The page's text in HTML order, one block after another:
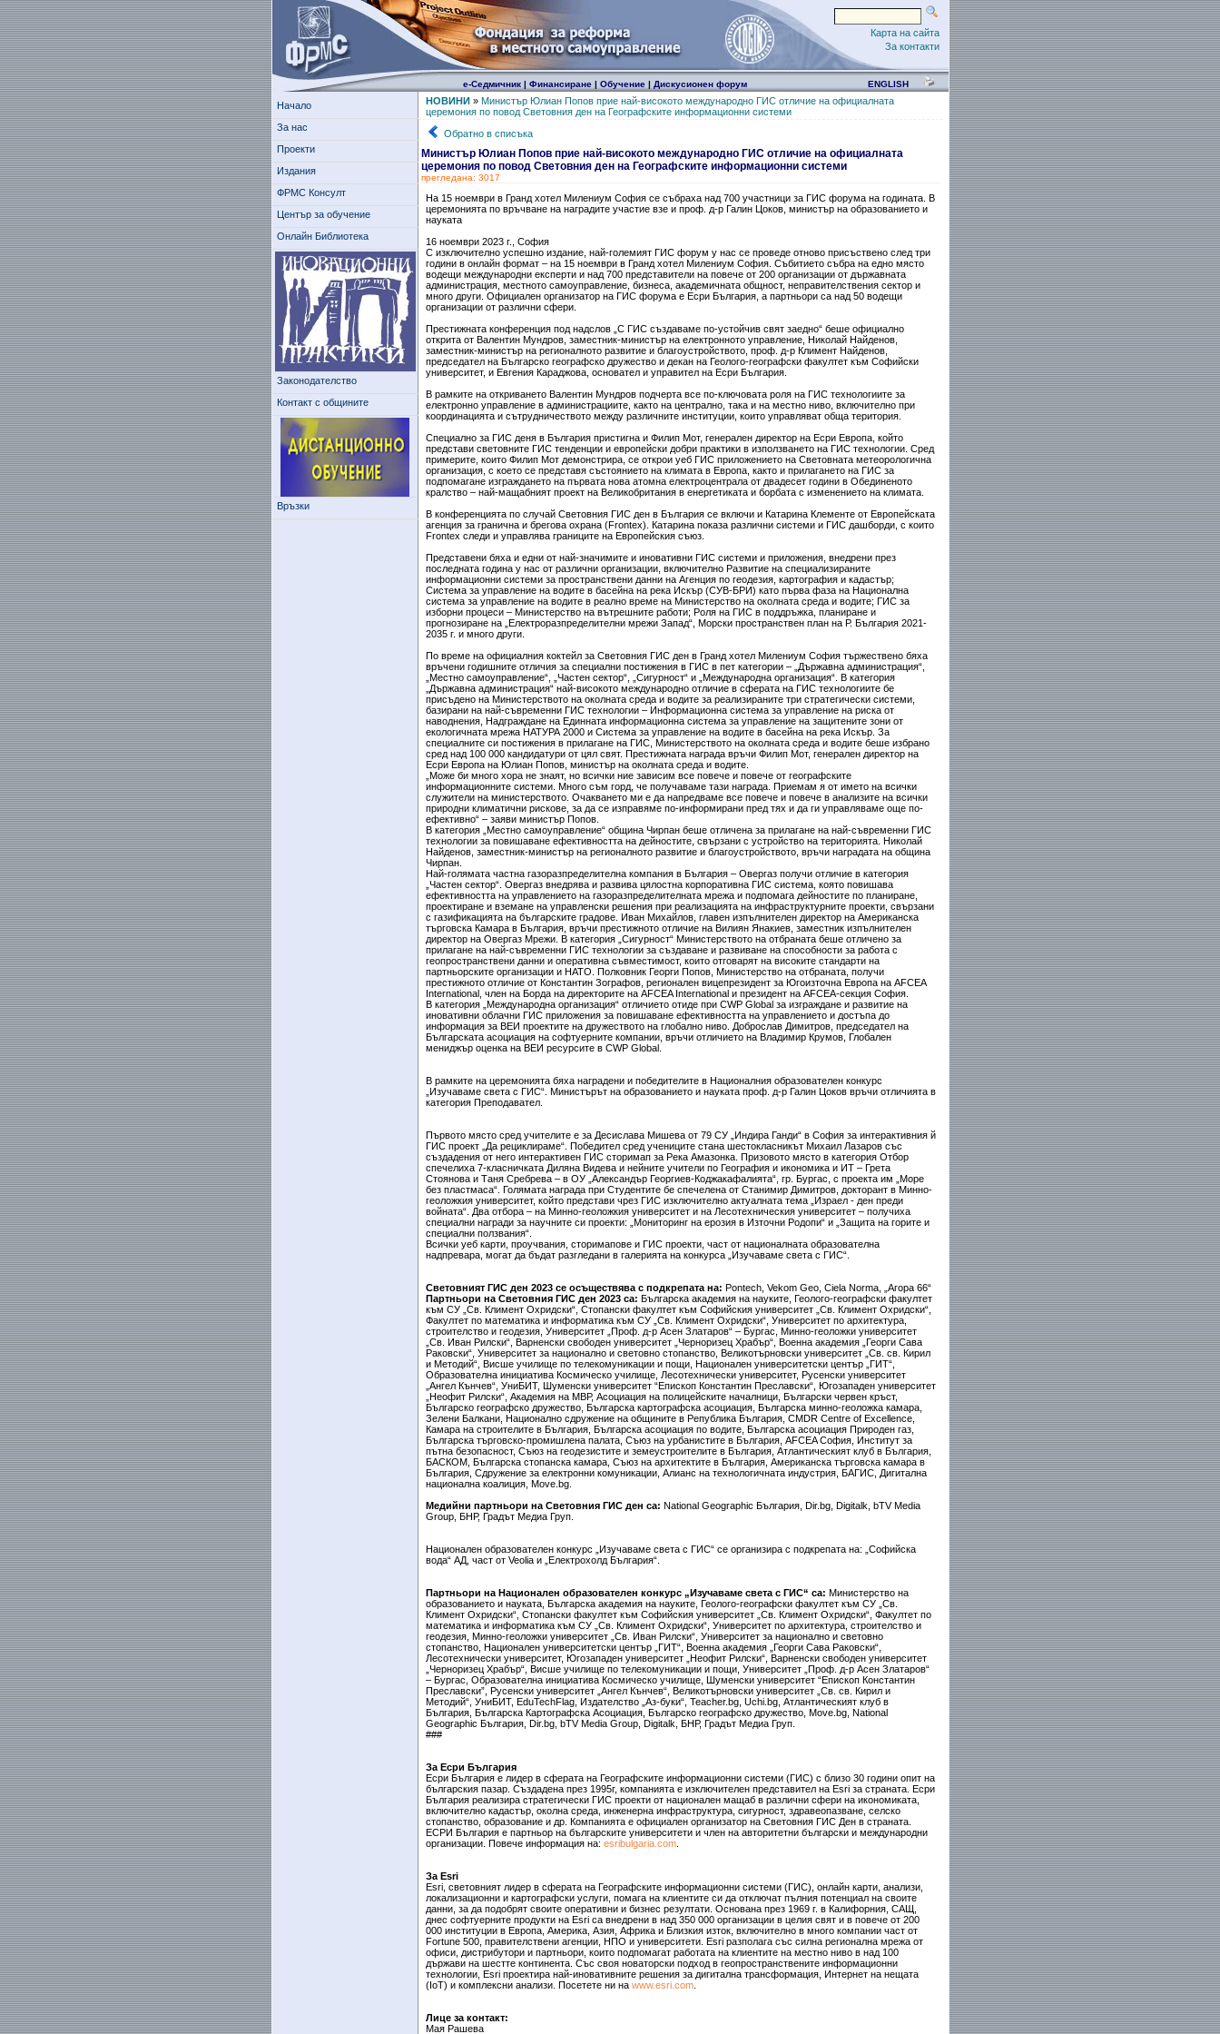
Карта на сайта
За контакти
е-Седмичник| Финансиране| Обучение| Дискусионен форум ENGLISH
Начало
За нас
Проекти
Издания
ФРМС Консулт
Център за обучение
Онлайн Библиотека
Законодателство
Контакт с общините
Връзки
НОВИНИ» Министър Юлиан Попов прие най-високото международно ГИС отличие на официалната
церемония по повод Световния ден на Географските информационни системи
Обратно в списъка
Министър Юлиан Попов прие най-високото международно ГИС отличие на официалната
церемония по повод Световния ден на Географските информационни системи
прегледана: 3017
На 15 ноември в Гранд хотел Милениум София се събраха над 700 участници за ГИС форума на годината. В
церемонията по връчване на наградите участие взе и проф. д-р Галин Цоков, министър на образованието и
науката
16 ноември 2023 г., София
С изключително успешно издание, най-големият ГИС форум у нас се проведе отново присъствено след три
години в онлайн формат – на 15 ноември в Гранд хотел Милениум София. Събитието събра на едно място
водещи международни експерти и над 700 представители на повече от 200 организации от държавната
администрация, местното самоуправление, бизнеса, академичната общност, неправителствения сектор и
много други. Официален организатор на ГИС форума е Есри България, а партньори са над 50 водещи
организации от различни сфери.
Престижната конференция под надслов „С ГИС създаваме по-устойчив свят заедно“ беше официално
открита от Валентин Мундров, заместник-министър на електронното управление, Николай Найденов,
заместник-министър на регионалното развитие и благоустройството, проф. д-р Климент Найденов,
председател на Българско географско дружество и декан на Геолого-географски факултет към Софийски
университет, и Евгения Караджова, основател и управител на Есри България.
В рамките на откриването Валентин Мундров подчерта все по-ключовата роля на ГИС технологиите за
електронно управление в администрациите, както на централно, така и на местно ниво, включително при
координацията и сътрудничеството между различните институции, които управляват обща територия.
Специално за ГИС деня в България пристигна и Филип Мот, генерален директор на Есри Европа, който
представи световните ГИС тенденции и европейски добри практики в използването на ГИС технологии. Сред
примерите, които Филип Мот демонстрира, се открои уеб ГИС приложението на Световната метеорологична
организация, с което се представя състоянието на климата в Европа, както и прилагането на ГИС за
подпомагане изграждането на първата нова атомна електроцентрала от двадесет години в Обединеното
кралство – най-мащабният проект на Великобритания в енергетиката и борбата с изменението на климата.
В конференцията по случай Световния ГИС ден в България се включи и Катарина Клементе от Европейската
агенция за гранична и брегова охрана (Frontex). Катарина показа различни системи и ГИС дашборди, с които
Frontex следи и управлява границите на Европейския съюз.
Представени бяха и едни от най-значимите и иновативни ГИС системи и приложения, внедрени през
последната година у нас от различни организации, включително Развитие на специализираните
информационни системи за пространствени данни на Агенция по геодезия, картография и кадастър;
Система за управление на водите в басейна на река Искър (СУВ-БРИ) като първа фаза на Национална
система за управление на водите в реално време на Министерство на околната среда и водите; ГИС за
изборни процеси – Министерство на вътрешните работи; Роля на ГИС в поддръжка, планиране и
прогнозиране на „Електроразпределителни мрежи Запад“, Морски пространствен план на Р. България 2021-
2035 г. и много други.
По време на официалния коктейл за Световния ГИС ден в Гранд хотел Милениум София тържествено бяха
връчени годишните отличия за специални постижения в ГИС в пет категории – „Държавна администрация“,
„Местно самоуправление“, „Частен сектор“, „Сигурност“ и „Международна организация“. В категория
„Държавна администрация“ най-високото международно отличие в сферата на ГИС технологиите бе
присъдено на Министерството на околната среда и водите за реализираните три стратегически системи,
базирани на най-съвременни ГИС технологии – Информационна система за управление на риска от
наводнения, Надграждане на Единната информационна система за управление на защитените зони от
екологичната мрежа НАТУРА 2000 и Система за управление на водите в басейна на река Искър. За
специалните си постижения в прилагане на ГИС, Министерството на околната среда и водите беше избрано
сред над 100 000 кандидатури от цял свят. Престижната награда връчи Филип Мот, генерален директор на
Есри Европа на Юлиан Попов, министър на околната среда и водите.
„Може би много хора не знаят, но всички ние зависим все повече и повече от географските
информационните системи. Много съм горд, че получаваме тази награда. Приемам я от името на всички
служители на министерството. Очакването ми е да напредваме все повече и повече в анализите на всички
природни климатични рискове, за да се изправяме по-информирани пред тях и да ги управляваме още по-
ефективно“ – заяви министър Попов.
В категория „Местно самоуправление“ община Чирпан беше отличена за прилагане на най-съвременни ГИС
технологии за повишаване ефективността на дейностите, свързани с устройство на територията. Николай
Найденов, заместник-министър на регионалното развитие и благоустройството, връчи наградата на община
Чирпан.
Най-голямата частна газоразпределителна компания в България – Овергаз получи отличие в категория
„Частен сектор“. Овергаз внедрява и развива цялостна корпоративна ГИС система, която повишава
ефективността на управлението на газоразпределителната мрежа и подпомага дейностите по планиране,
проектиране и вземане на управленски решения при реализацията на инфраструктурните проекти, свързани
с газификацията на българските градове. Иван Михайлов, главен изпълнителен директор на Американска
търговска Камара в България, връчи престижното отличие на Вилиян Янакиев, заместник изпълнителен
директор на Овергаз Мрежи. В категория „Сигурност“ Министерството на отбраната беше отличено за
прилагане на най-съвременни ГИС технологии за създаване и развиване на способности за работа с
геопространствени данни и оперативна съвместимост, които отговарят на високите стандарти на
партньорските организации и НАТО. Полковник Георги Попов, Министерство на отбраната, получи
престижното отличие от Константин Зографов, регионален вицепрезидент за Югоизточна Европа на AFCEA
International, член на Борда на директорите на AFCEA International и президент на AFCEA-секция София.
В категория „Международна организация“ отличието отиде при CWP Global за изграждане и развитие на
иновативни облачни ГИС приложения за повишаване ефективността на управлението и достъпа до
информация за ВЕИ проектите на дружеството на глобално ниво. Доброслав Димитров, председател на
Българската асоциация на софтуерните компании, връчи отличието на Владимир Крумов, Глобален
мениджър оценка на ВЕИ ресурсите в CWP Global.
В рамките на церемонията бяха наградени и победителите в Националния образователен конкурс
„Изучаваме света с ГИС“. Министърът на образованието и науката проф. д-р Галин Цоков връчи отличията в
категория Преподавател.
Първото място сред учителите е за Десислава Мишева от 79 СУ „Индира Ганди“ в София за интерактивния й
ГИС проект „Да рециклираме“. Победител сред учениците стана шестокласникът Михаил Лазаров със
създадения от него интерактивен ГИС сторимап за Река Амазонка. Призовото място в категория Отбор
спечелиха 7-класничката Диляна Видева и нейните учители по География и икономика и ИТ – Грета
Стоянова и Таня Сребрева – в ОУ „Александър Георгиев-Коджакафалията“, гр. Бургас, с проекта им „Море
без пластмаса“. Голямата награда при Студентите бе спечелена от Станимир Димитров, докторант в Минно-
геоложкия университет, който представи чрез ГИС изключително актуалната тема „Израел - ден преди
войната“. Два отбора – на Минно-геоложкия университет и на Лесотехническия университет – получиха
специални награди за научните си проекти: „Мониторинг на ерозия в Източни Родопи“ и „Защита на горите и
специални ползвания“.
Всички уеб карти, проучвания, сторимапове и ГИС проекти, част от националната образователна
надпревара, могат да бъдат разгледани в галерията на конкурса „Изучаваме света с ГИС“.
Световният ГИС ден 2023 се осъществява с подкрепата на: Pontech, Vekom Geo, Ciela Norma, „Агора 66“
Партньори на Световния ГИС ден 2023 са: Българска академия на науките, Геолого-географски факултет
към СУ „Св. Климент Охридски“, Стопански факултет към Софийския университет „Св. Климент Охридски“,
Факултет по математика и информатика към СУ „Св. Климент Охридски“, Университет по архитектура,
строителство и геодезия, Университет „Проф. д-р Асен Златаров“ – Бургас, Минно-геоложки университет
„Св. Иван Рилски“, Варненски свободен университет „Черноризец Храбър“, Военна академия „Георги Сава
Раковски“, Университет за национално и световно стопанство, Великотърновски университет „Св. св. Кирил
и Методий“, Висше училище по телекомуникации и пощи, Национален университетски център „ГИТ“,
Образователна инициатива Космическо училище, Лесотехнически университет, Русенски университет
„Ангел Кънчев“, УниБИТ, Шуменски университет “Епископ Константин Преславски“, Югозападен университет
„Неофит Рилски“, Академия на МВР, Асоциация на полицейските началници, Български червен кръст,
Българско географско дружество, Българска картографска асоциация, Българска минно-геоложка камара,
Зелени Балкани, Национално сдружение на общините в Република България, CMDR Centre of Excellence,
Камара на строителите в България, Българска асоциация по водите, Българска асоциация Природен газ,
Българска търговско-промишлена палата, Съюз на урбанистите в България, AFCEA София, Институт за
пътна безопасност, Съюз на геодезистите и земеустроителите в България, Атлантическият клуб в България,
БАСКОМ, Българска стопанска камара, Съюз на архитектите в България, Американска търговска камара в
България, Сдружение за електронни комуникации, Алианс на технологичната индустрия, БАГИС, Дигитална
национална коалиция, Move.bg.
Медийни партньори на Световния ГИС ден са: National Geographic България, Dir.bg, Digitalk, bTV Media
Group, БНР, Градът Медиа Груп.
Национален образователен конкурс „Изучаваме света с ГИС“ се организира с подкрепата на: „Софийска
вода“ АД, част от Veolia и „Електрохолд България“.
Партньори на Национален образователен конкурс „Изучаваме света с ГИС“ са: Министерство на
образованието и науката, Българска академия на науките, Геолого-географски факултет към СУ „Св.
Климент Охридски“, Стопански факултет към Софийския университет „Св. Климент Охридски“, Факултет по
математика и информатика към СУ „Св. Климент Охридски“, Университет по архитектура, строителство и
геодезия, Минно-геоложки университет „Св. Иван Рилски“, Университет за национално и световно
стопанство, Национален университетски център „ГИТ“, Военна академия „Георги Сава Раковски“,
Лесотехнически университет, Югозападен университет „Неофит Рилски“, Варненски свободен университет
„Черноризец Храбър“, Висше училище по телекомуникации и пощи, Университет „Проф. д-р Асен Златаров“
– Бургас, Образователна инициатива Космическо училище, Шуменски университет “Епископ Константин
Преславски”, Русенски университет „Ангел Кънчев“, Великотърновски университет „Св. св. Кирил и
Методий“, УниБИТ, EduTechFlag, Издателство „Аз-буки“, Teacher.bg, Uchi.bg, Атлантическият клуб в
България, Българска Картографска Асоциация, Българско географско дружество, Move.bg, National
Geographic България, Dir.bg, bTV Media Group, Digitalk, БНР, Градът Медиа Груп.
###
За Есри България
Есри България е лидер в сферата на Географските информационни системи (ГИС) с близо 30 години опит на
българския пазар. Създадена през 1995г, компанията е изключителен представител на Esri за страната. Есри
България реализира стратегически ГИС проекти от национален мащаб в различни сфери на икономиката,
включително кадастър, околна среда, инженерна инфраструктура, сигурност, здравеопазване, селско
стопанство, образование и др. Компанията е официален организатор на Световния ГИС Ден в страната.
ЕСРИ България е партньор на българските университети и член на авторитетни български и международни
организации. Повече информация на: esribulgaria.com.
За Esri
Esri, световният лидер в сферата на Географските информационни системи (ГИС), онлайн карти, анализи,
локализационни и картографски услуги, помага на клиентите си да отключат пълния потенциал на своите
данни, за да подобрят своите оперативни и бизнес резултати. Основана през 1969 г. в Калифорния, САЩ,
днес софтуерните продукти на Еsri са внедрени в над 350 000 организации в целия свят и в повече от 200
000 институции в Европа, Америка, Азия, Африка и Близкия изток, включително в много компании част от
Fortune 500, правителствени агенции, НПО и университети. Esri разполага със силна регионална мрежа от
офиси, дистрибутори и партньори, които подпомагат работата на клиентите на местно ниво в над 100
държави на шестте континента. Със своя новаторски подход в геопространствените информационни
технологии, Esri проектира най-иновативните решения за дигитална трансформация, Интернет на нещата
(IoT) и комплексни анализи. Посетете ни на www.esri.com.
Лице за контакт:
Мая Рашева